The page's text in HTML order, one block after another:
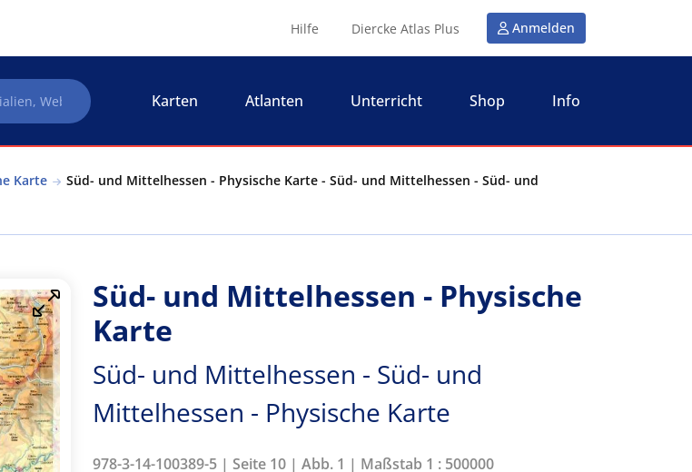
Hilfe Diercke Atlas Plus Anmelden
Karten Atlanten Unterricht Shop Info
Karte
Süd- und Mittelhessen - Physische Karte - Süd- und Mittelhessen - Süd- und
Süd- und Mittelhessen - Physische
Karte
Süd- und Mittelhessen - Süd- und
Mittelhessen - Physische Karte
978-3-14-100389-5 | Seite 10 | Abb. 1 | Maßstab 1 : 500000